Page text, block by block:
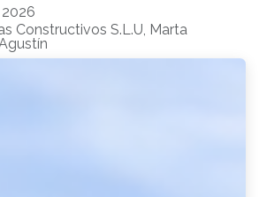
Constructivos S.L.U, Marta